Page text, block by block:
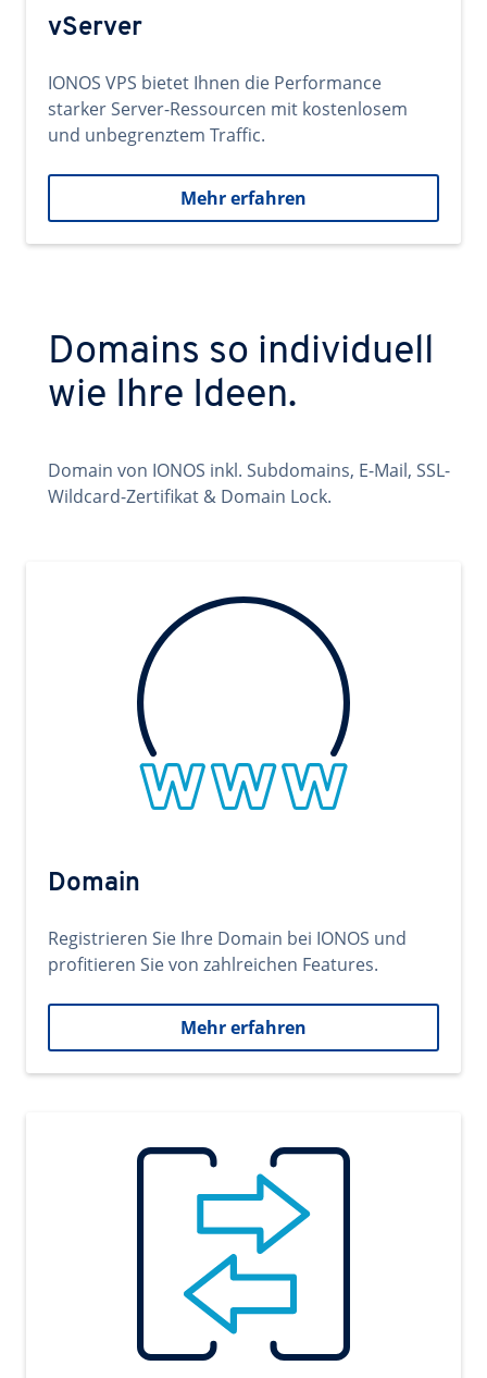
vServer
IONOS VPS bietet Ihnen die Performance
starker Server-Ressourcen mit kostenlosem
und unbegrenztem Traffic.
Mehr erfahren
Domains so individuell
wie Ihre Ideen.
Domain von IONOS inkl. Subdomains, E-Mail, SSL-
Wildcard-Zertifikat & Domain Lock.
Domain
Registrieren Sie Ihre Domain bei IONOS und
profitieren Sie von zahlreichen Features.
Mehr erfahren